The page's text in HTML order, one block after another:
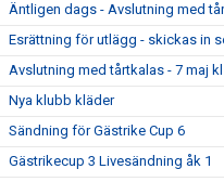
Äntligen dags - Avslutning med
Esrättning för utlägg - skickas in
Avslutning med tårtkalas - 7 maj
Nya klubb kläder
Sändning för Gästrike Cup 6
Gästrikecup 3 Livesändning åk 1